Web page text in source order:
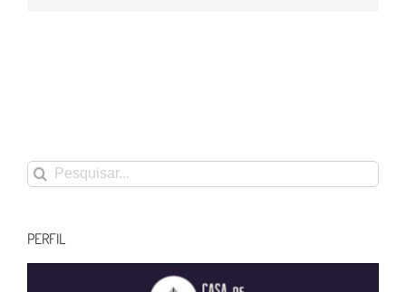
Buscar
resultados
PERFIL